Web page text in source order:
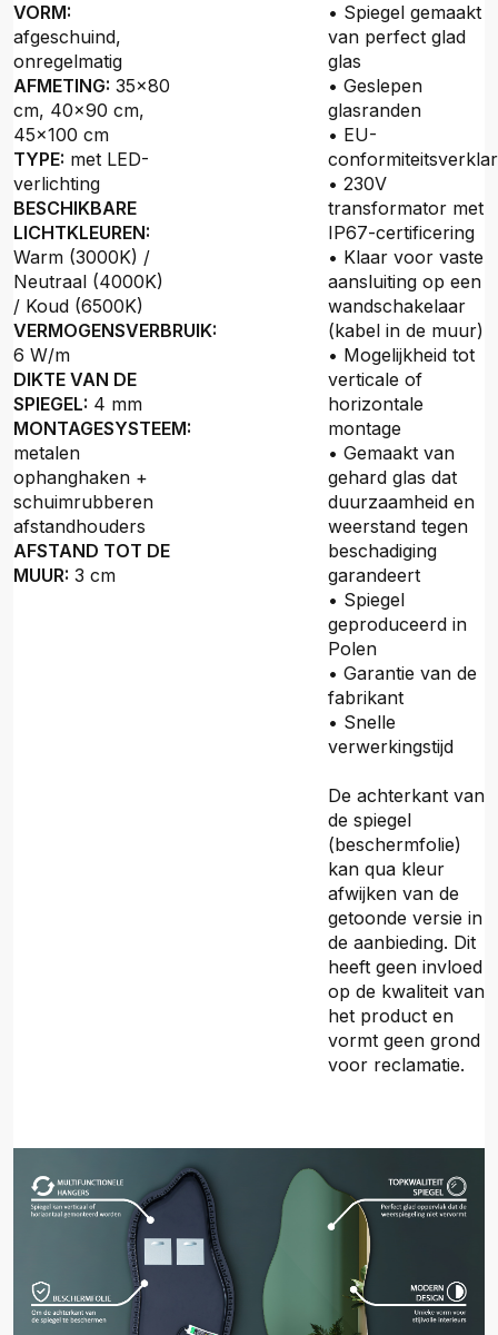
VORM:
afgeschuind,
onregelmatig
AFMETING: 35x80
cm, 40x90 cm,
45x100 cm
TYPE: met LED-
verlichting
BESCHIKBARE
LICHTKLEUREN:
Warm (3000K) /
Neutraal (4000K)
/ Koud (6500K)
VERMOGENSVERBRUIK:
6 W/m
DIKTE VAN DE
SPIEGEL: 4 mm
MONTAGESYSTEEM:
metalen
ophanghaken +
schuimrubberen
afstandhouders
AFSTAND TOT DE
MUUR: 3 cm
• Spiegel gemaakt
van perfect glad
glas
• Geslepen
glasranden
• EU-
• 230V
transformator met
IP67-certificering
• Klaar voor vaste
aansluiting op een
wandschakelaar
(kabel in de muur)
• Mogelijkheid tot
verticale of
horizontale
montage
• Gemaakt van
gehard glas dat
duurzaamheid en
weerstand tegen
beschadiging
garandeert
• Spiegel
geproduceerd in
Polen
• Garantie van de
fabrikant
• Snelle
verwerkingstijd
De achterkant van
de spiegel
(beschermfolie)
kan qua kleur
afwijken van de
getoonde versie in
de aanbieding. Dit
heeft geen invloed
op de kwaliteit van
het product en
vormt geen grond
voor reclamatie.